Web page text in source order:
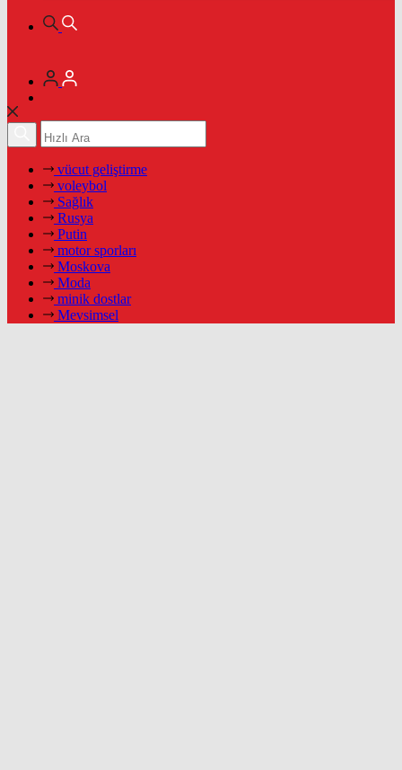
vücut geliştirme
voleybol
Sağlık
Rusya
Putin
motor sporları
Moskova
Moda
minik dostlar
Mevsimsel